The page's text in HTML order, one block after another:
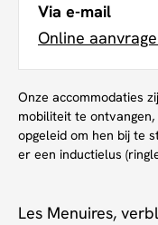
Via e-mail
Online
Onze accommodaties
mobiliteit te
opgeleid om hen bij te
er een inductielus
Les Menuires,